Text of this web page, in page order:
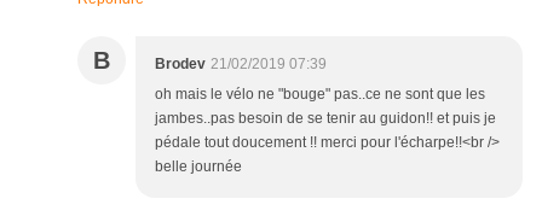
B Brodev 21/02/2019 07:39
oh mais le vélo ne "bouge" pas..ce ne sont que les
jambes..pas besoin de se tenir au guidon!! et puis je
pédale tout doucement !! merci pour l'écharpe!!<br />
belle journée